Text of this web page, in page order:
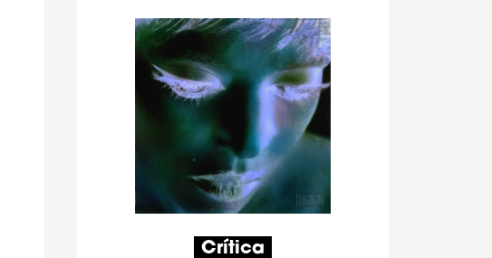
Crítica